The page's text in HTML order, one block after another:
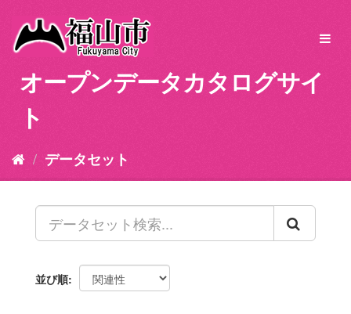
オープンデータカタログサイ
ト
データセット
並び順